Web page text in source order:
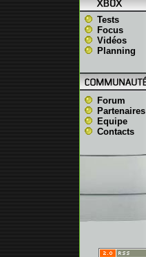
Tests
Focus
Vidéos
Planning
Forum
Partenaires
Equipe
Contacts